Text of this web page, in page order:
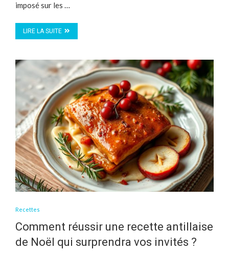
imposé sur les …
LIRE LA SUITE
Recettes
Comment réussir une recette antillaise
de Noël qui surprendra vos invités ?